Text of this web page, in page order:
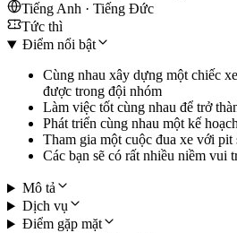
Tiếng Anh · Tiếng Đức
Tức thì
Điểm nổi bật
Cùng nhau xây dựng một chiếc
được trong đội nhóm
Làm việc tốt cùng nhau để trở
Phát triển cùng nhau một kế
Tham gia một cuộc đua xe với pit
Các bạn sẽ có rất nhiều niềm vui
Mô tả
Dịch vụ
Điểm gặp mặt